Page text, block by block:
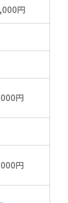
円
円
円